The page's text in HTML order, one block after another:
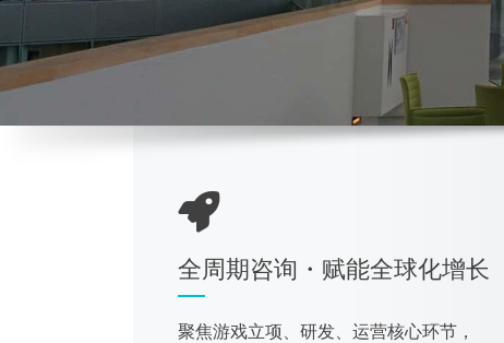
全周期咨询・赋能全球化增长
聚焦游戏立项、研发、运营核心环节，